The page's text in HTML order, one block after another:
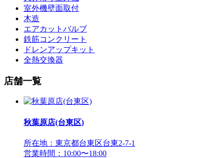
室外機壁面取付
木造
エアカットバルブ
鉄筋コンクリート
ドレンアップキット
全熱交換器
店舗一覧
秋葉原店(台東区)
所在地：東京都台東区台東2-7-1
営業時間：10:00〜18:00